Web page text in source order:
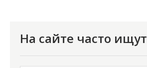
На сайте часто ищут